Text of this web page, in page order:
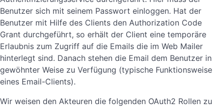
Benutzer sich mit seinem Passwort einloggen. Hat der
Benutzer mit Hilfe des Clients den Authorization Code
Grant durchgeführt, so erhält der Client eine temporäre
Erlaubnis zum Zugriff auf die Emails die im Web Mailer
hinterlegt sind. Danach stehen die Email dem Benutzer in
gewöhnter Weise zu Verfügung (typische Funktionsweise
eines Email-Clients).
Wir weisen den Akteuren die folgenden OAuth2 Rollen zu